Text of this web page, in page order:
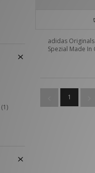
(1)
adidas
Spezial Made In
1